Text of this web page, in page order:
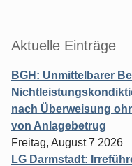
Aktuelle Einträge
BGH: Unmittelbarer
nach Überweisung
von Anlagebetrug
Freitag, August 7 2026
LG Darmstadt: